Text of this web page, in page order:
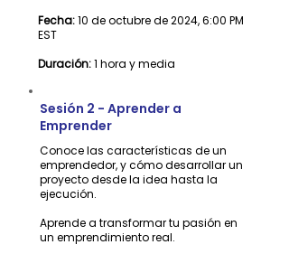
Fecha:10 de octubre de 2024, 6:00 PM
EST
Duración:1 hora y media
Sesión 2 - Aprender a
Emprender
​Conoce las características de un
emprendedor, y cómo desarrollar un
proyecto desde la idea hasta la
ejecución.
Aprende a transformar tu pasión en
un emprendimiento real.